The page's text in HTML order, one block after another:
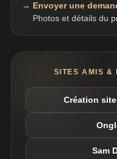
→ Envoyer une
Photos et détails du
SITES AMIS &
Création
Sam